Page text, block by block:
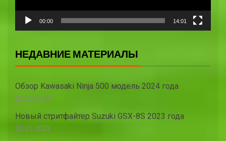
00:00 14:01
НЕДАВНИЕ МАТЕРИАЛЫ
Обзор Kawasaki Ninja 500 модель 2024 года
22.03.2024
Новый стритфайтер Suzuki GSX-8S 2023 года
30.05.2023